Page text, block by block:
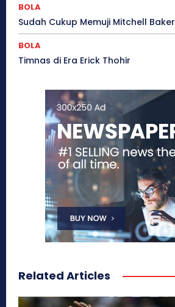
BOLA
Sudah Cukup Memuji Mitchell Baker
BOLA
Timnas di Era Erick Thohir
Related Articles